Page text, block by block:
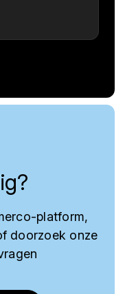
platform,
doorzoek onze